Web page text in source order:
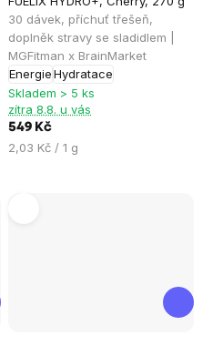
30 dávek, příchuť třešeň,
doplněk stravy se sladidlem |
MGFitman x BrainMarket
EnergieHydratace
Skladem > 5 ks
zítra 8.8. u vás
549 Kč
Měrná
2,03 Kč / 1 g